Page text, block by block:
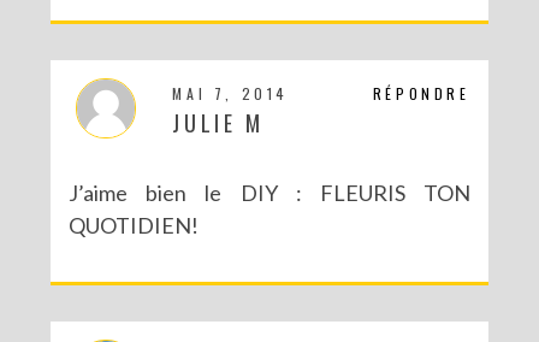
RÉPONDRE
MAI 7, 2014
JULIE M
J’aime bien le DIY : FLEURIS TON
QUOTIDIEN!